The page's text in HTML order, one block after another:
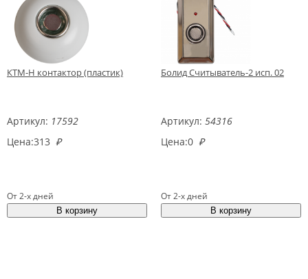
КТМ-Н контактор (пластик)
Артикул: 17592
Цена:313 ₽
От 2-х дней
Болид Считыватель-2 исп. 02
Артикул: 54316
Цена:0 ₽
От 2-х дней